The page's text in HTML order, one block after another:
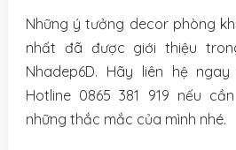
Những ý tưởng decor phòng
nhất đã được giới thiệu
Nhadep6D. Hãy liên hệ
Hotline 0865 381 919 nếu
những thắc mắc của mình nhé.